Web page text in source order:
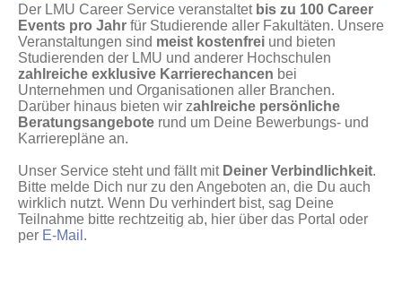
Der LMU Career Service veranstaltet bis zu 100 Career
Events pro Jahr für Studierende aller Fakultäten. Unsere
Veranstaltungen sind meist kostenfrei und bieten
Studierenden der LMU und anderer Hochschulen
zahlreiche exklusive Karrierechancen bei
Unternehmen und Organisationen aller Branchen.
Darüber hinaus bieten wir zahlreiche persönliche
Beratungsangebote rund um Deine Bewerbungs- und
Karrierepläne an.
Unser Service steht und fällt mit Deiner Verbindlichkeit.
Bitte melde Dich nur zu den Angeboten an, die Du auch
wirklich nutzt. Wenn Du verhindert bist, sag Deine
Teilnahme bitte rechtzeitig ab, hier über das Portal oder
per E-Mail .